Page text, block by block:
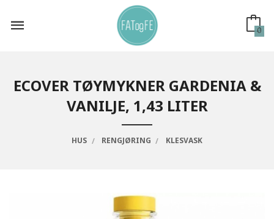
innholdet
0
ECOVER TØYMYKNER GARDENIA &
VANILJE, 1,43 LITER
HUS RENGJØRING KLESVASK